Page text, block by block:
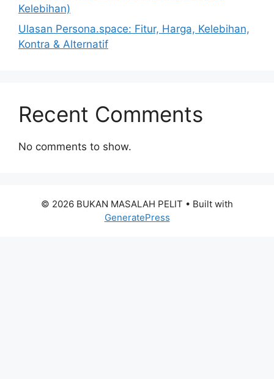
Kelebihan)
Ulasan Persona.space: Fitur, Harga, Kelebihan,
Kontra & Alternatif
Recent Comments
No comments to show.
© 2026 BUKAN MASALAH PELIT • Built with
GeneratePress